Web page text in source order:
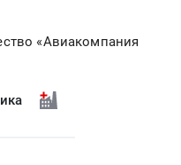
«Авиакомпания